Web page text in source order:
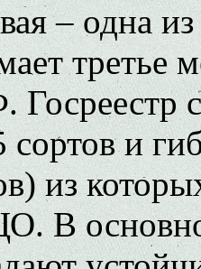
– одна
третье
Госреестр
сортов и
из